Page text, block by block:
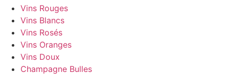
Vins Rouges
Vins Blancs
Vins Rosés
Vins Oranges
Vins Doux
Champagne Bulles